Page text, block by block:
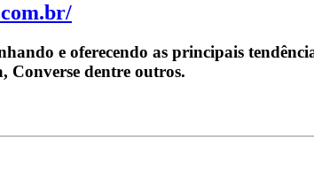
e oferecendo as principais
Converse dentre outros.